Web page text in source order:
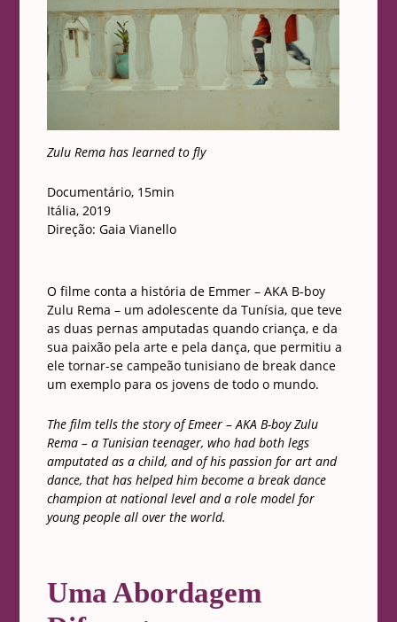
Zulu Rema has learned to fly
Documentário, 15min
Itália, 2019
Direção: Gaia Vianello
O filme conta a história de Emmer – AKA B-boy
Zulu Rema – um adolescente da Tunísia, que teve
as duas pernas amputadas quando criança, e da
sua paixão pela arte e pela dança, que permitiu a
ele tornar-se campeão tunisiano de break dance
um exemplo para os jovens de todo o mundo.
The film tells the story of Emeer – AKA B-boy Zulu
Rema – a Tunisian teenager, who had both legs
amputated as a child, and of his passion for art and
dance, that has helped him become a break dance
champion at national level and a role model for
young people all over the world.
Uma Abordagem